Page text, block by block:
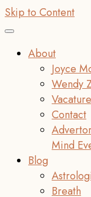
Skip to Content
About
Joyce
Wendy
Contact
Mind
Blog
Breath